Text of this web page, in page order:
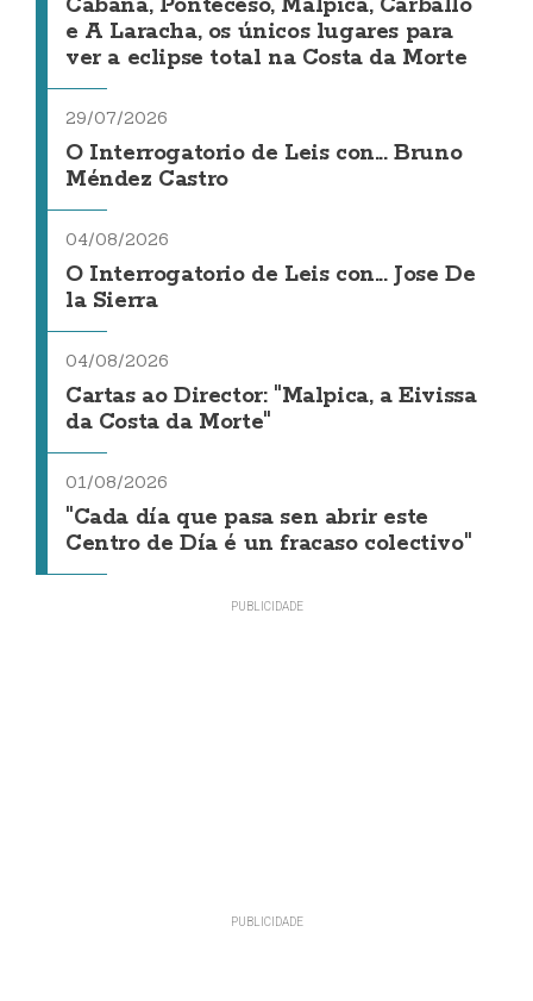
Cabana, Ponteceso, Malpica, Carballo
e A Laracha, os únicos lugares para
ver a eclipse total na Costa da Morte
29/07/2026
O Interrogatorio de Leis con... Bruno
Méndez Castro
04/08/2026
O Interrogatorio de Leis con... Jose De
la Sierra
04/08/2026
Cartas ao Director: "Malpica, a Eivissa
da Costa da Morte"
01/08/2026
"Cada día que pasa sen abrir este
Centro de Día é un fracaso colectivo"